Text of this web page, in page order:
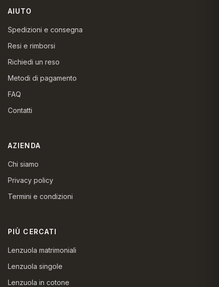
AIUTO
Spedizioni e consegna
Resi e rimborsi
Richiedi un reso
Metodi di pagamento
FAQ
Contatti
AZIENDA
Chi siamo
Privacy policy
Termini e condizioni
PIÙ CERCATI
Lenzuola matrimoniali
Lenzuola singole
Lenzuola in cotone